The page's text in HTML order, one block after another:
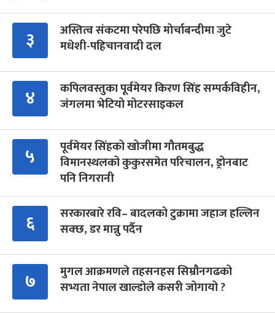
३
अस्तित्व संकटमा परेपछि मोर्चाबन्दीमा जुटे
मधेशी-पहिचानवादी दल
४
कपिलवस्तुका पूर्वमेयर किरण सिंह सम्पर्कविहीन,
जंगलमा भेटियो मोटरसाइकल
५
पूर्वमेयर सिंहको खोजीमा गौतमबुद्ध
विमानस्थलको कुकुरसमेत परिचालन, ड्रोनबाट
पनि निगरानी
६
सरकारबारे रवि– बादलको टुक्रामा जहाज हल्लिन
सक्छ, डर मान्नु पर्दैन
७
मुगल आक्रमणले तहसनहस सिम्रौनगढको
सभ्यता नेपाल खाल्डोले कसरी जोगायो ?